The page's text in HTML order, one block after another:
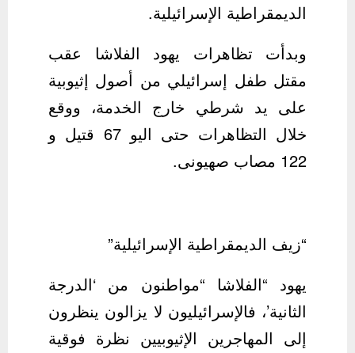
الديمقراطية الإسرائيلية.
وبدأت تظاهرات يهود الفلاشا عقب
مقتل طفل إسرائيلي من أصول إثيوبية
على يد شرطي خارج الخدمة، ووقع
خلال التظاهرات حتى اليو 67 قتيل و
122 مصاب صهيونى.
“زيف الديمقراطية الإسرائيلية”
يهود “الفلاشا “مواطنون من ‘الدرجة
الثانية’، فالإسرائيليون لا يزالون ينظرون
إلى المهاجرين الإثيوبيين نظرة فوقية